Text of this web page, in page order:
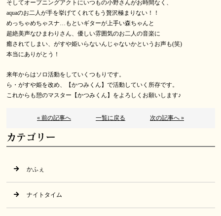
そしてオープニングアクトにいつもの小野さんがお時間なく、
aquaのお二人が手を挙げてくれてもう贅沢極まりない！！
めっちゃめちゃスナ…もといギターが上手い森ちゃんと
超絶美声なひまわりさん、優しい雰囲気のお二人の音楽に
癒されてしまい、がすや姫いらないんじゃないかというお声も(笑)
本当にありがとう！
来年からはソロ活動をしていくつもりです。
ら・がすや姫を改め、【かつみくん】で活動していく所存です。
これからも憩のマスター【かつみくん】をよろしくお願いします♪
« 前の記事へ 一覧に戻る 次の記事へ »
カテゴリー
かふぇ
ナイトタイム